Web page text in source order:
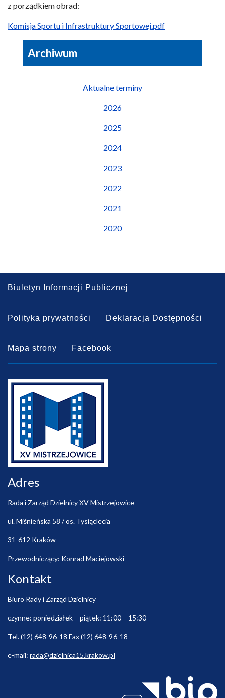
z porządkiem obrad:
Komisja Sportu i Infrastruktury Sportowej.pdf
Archiwum
Aktualne terminy
2026
2025
2024
2023
2022
2021
2020
Biuletyn Informacji Publicznej
Polityka prywatności Deklaracja Dostępności
Mapa strony Facebook
Adres
Rada i Zarząd Dzielnicy XV Mistrzejowice
ul. Miśnieńska 58 / os. Tysiąclecia
31-612 Kraków
Przewodniczący: Konrad Maciejowski
Kontakt
Biuro Rady i Zarząd Dzielnicy
czynne: poniedziałek – piątek: 11:00 – 15:30
Tel. (12) 648-96-18 Fax (12) 648-96-18
e-mail: rada@dzielnica15.krakow.pl